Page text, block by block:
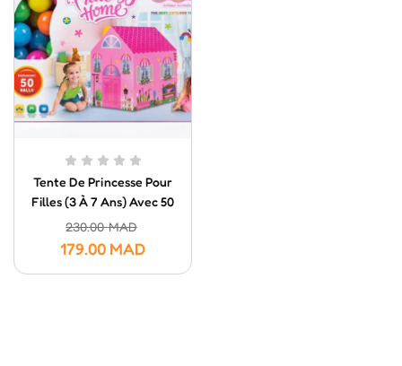
Tente De Princesse Pour
Filles (3 À 7 Ans) Avec 50
Balles Colorées
230.00MAD
179.00 MAD